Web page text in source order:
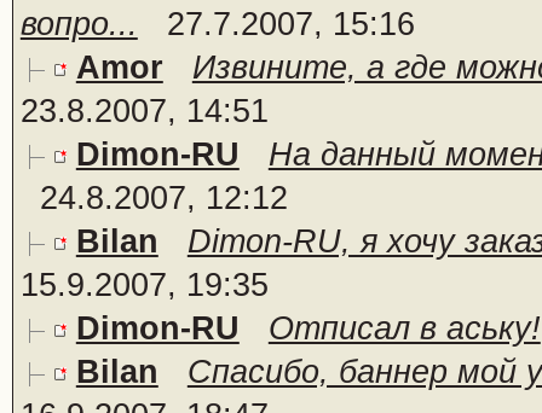
вопро...
27.7.2007, 15:16
Amor
Извините, а где
23.8.2007, 14:51
Dimon-RU
На данный
24.8.2007, 12:12
Bilan
Dimon-RU, я хочу
15.9.2007, 19:35
Dimon-RU
Отписал в аську!
Bilan
Спасибо, баннер мой